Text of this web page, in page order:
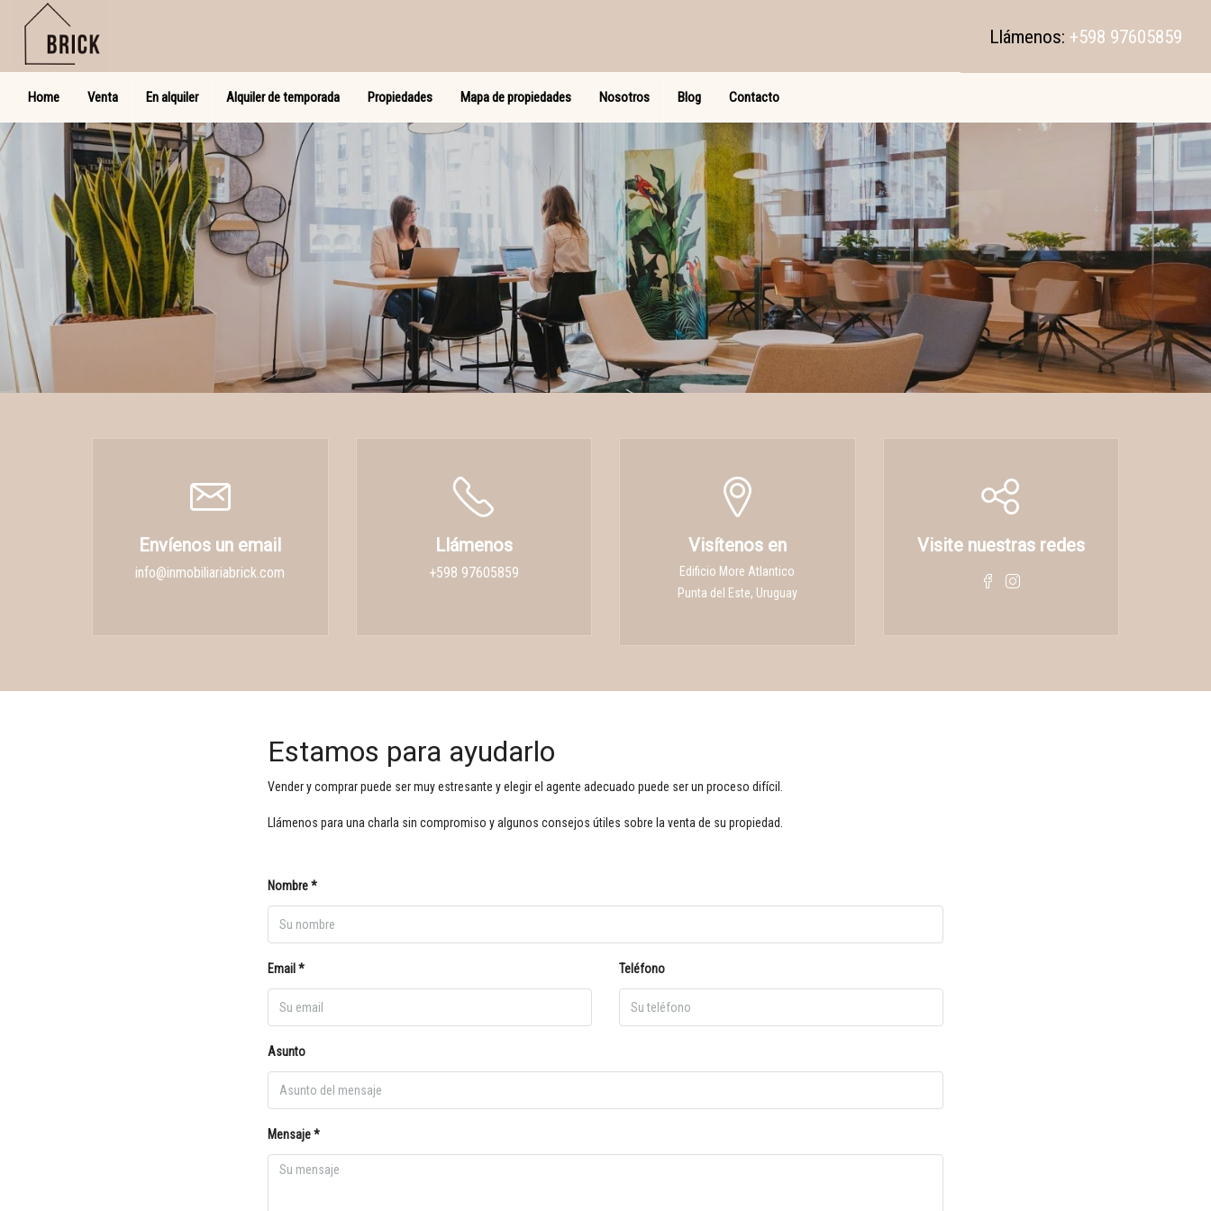
Llámenos: +598 97605859
Home Venta En alquiler Alquiler de temporada Propiedades Mapa de propiedades Nosotros Blog Contacto
Envíenos un email
info@inmobiliariabrick.com
Llámenos
+598 97605859
Visítenos en
Edificio More Atlantico
Punta del Este, Uruguay
Visite nuestras redes
Estamos para ayudarlo
Vender y comprar puede ser muy estresante y elegir el agente adecuado puede ser un proceso difícil.
Llámenos para una charla sin compromiso y algunos consejos útiles sobre la venta de su propiedad.
Nombre *
Email * Teléfono
Asunto
Mensaje *